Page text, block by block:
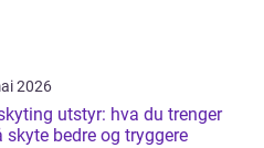
2026
utstyr: hva du trenger
skyte bedre og tryggere